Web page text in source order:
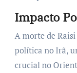
Impacto
A morte de
política no Irã,
crucial no